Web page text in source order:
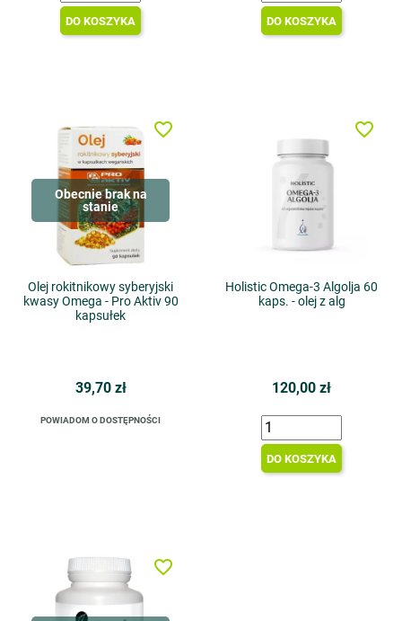
DO KOSZYKA DO KOSZYKA
Obecnie brak na
stanie
Olej rokitnikowy syberyjski
kwasy Omega - Pro Aktiv 90
kapsułek
39,70 zł
POWIADOM O DOSTĘPNOŚCI
favorite_border
Holistic Omega-3 Algolja 60
kaps. - olej z alg
120,00 zł
DO KOSZYKA
favorite_border
favorite_border